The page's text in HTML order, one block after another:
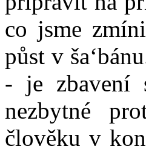
co jsme
půst v
- je zbavení
nezbytné
člověku v